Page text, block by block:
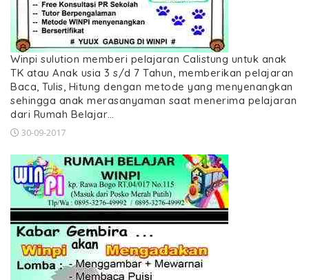
Winpi sulution memberi pelajaran Calistung untuk anak
TK atau Anak usia 3 s/d 7 Tahun, memberikan pelajaran
Baca, Tulis, Hitung dengan metode yang menyenangkan
sehingga anak merasanyaman saat menerima pelajaran
dari Rumah Belajar…
30-09-2017